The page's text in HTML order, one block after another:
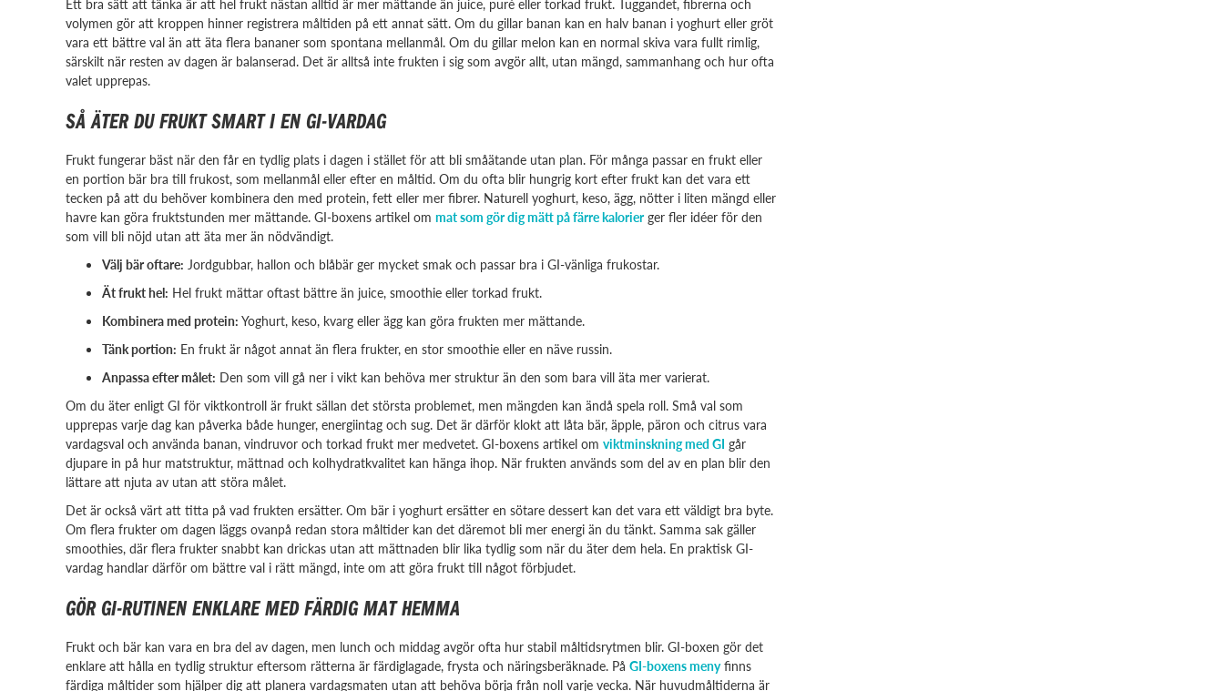
Ett bra sätt att tänka är att hel frukt nästan alltid är mer mättande än juice, puré eller torkad frukt. Tuggandet, fibrerna och
volymen gör att kroppen hinner registrera måltiden på ett annat sätt. Om du gillar banan kan en halv banan i yoghurt eller gröt
vara ett bättre val än att äta flera bananer som spontana mellanmål. Om du gillar melon kan en normal skiva vara fullt rimlig,
särskilt när resten av dagen är balanserad. Det är alltså inte frukten i sig som avgör allt, utan mängd, sammanhang och hur ofta
valet upprepas.
SÅ ÄTER DU FRUKT SMART I EN GI-VARDAG
Frukt fungerar bäst när den får en tydlig plats i dagen i stället för att bli småätande utan plan. För många passar en frukt eller
en portion bär bra till frukost, som mellanmål eller efter en måltid. Om du ofta blir hungrig kort efter frukt kan det vara ett
tecken på att du behöver kombinera den med protein, fett eller mer fibrer. Naturell yoghurt, keso, ägg, nötter i liten mängd eller
havre kan göra fruktstunden mer mättande. GI-boxens artikel om mat som gör dig mätt på färre kalorierger fler idéer för den
som vill bli nöjd utan att äta mer än nödvändigt.
Välj bär oftare: Jordgubbar, hallon och blåbär ger mycket smak och passar bra i GI-vänliga frukostar.
Ät frukt hel: Hel frukt mättar oftast bättre än juice, smoothie eller torkad frukt.
Kombinera med protein: Yoghurt, keso, kvarg eller ägg kan göra frukten mer mättande.
Tänk portion: En frukt är något annat än flera frukter, en stor smoothie eller en näve russin.
Anpassa efter målet: Den som vill gå ner i vikt kan behöva mer struktur än den som bara vill äta mer varierat.
Om du äter enligt GI för viktkontroll är frukt sällan det största problemet, men mängden kan ändå spela roll. Små val som
upprepas varje dag kan påverka både hunger, energiintag och sug. Det är därför klokt att låta bär, äpple, päron och citrus vara
vardagsval och använda banan, vindruvor och torkad frukt mer medvetet. GI-boxens artikel om viktminskning med GI går
djupare in på hur matstruktur, mättnad och kolhydratkvalitet kan hänga ihop. När frukten används som del av en plan blir den
lättare att njuta av utan att störa målet.
Det är också värt att titta på vad frukten ersätter. Om bär i yoghurt ersätter en sötare dessert kan det vara ett väldigt bra byte.
Om flera frukter om dagen läggs ovanpå redan stora måltider kan det däremot bli mer energi än du tänkt. Samma sak gäller
smoothies, där flera frukter snabbt kan drickas utan att mättnaden blir lika tydlig som när du äter dem hela. En praktisk GI-
vardag handlar därför om bättre val i rätt mängd, inte om att göra frukt till något förbjudet.
GÖR GI-RUTINEN ENKLARE MED FÄRDIG MAT HEMMA
Frukt och bär kan vara en bra del av dagen, men lunch och middag avgör ofta hur stabil måltidsrytmen blir. GI-boxen gör det
enklare att hålla en tydlig struktur eftersom rätterna är färdiglagade, frysta och näringsberäknade. På GI-boxens menyfinns
färdiga måltider som hjälper dig att planera vardagsmaten utan att behöva börja från noll varje vecka. När huvudmåltiderna är